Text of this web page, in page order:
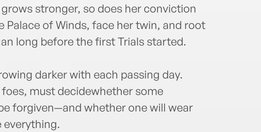
stronger, so does her conviction
of Winds, face her twin, and root
long before the first Trials started.
darker with each passing day.
must decidewhether some
forgiven—and whether one will wear
everything.